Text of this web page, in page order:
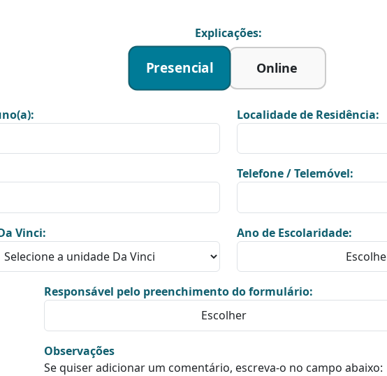
Explicações:
Presencial Online
Localidade de Residência:
Telefone / Telemóvel:
Vinci: Ano de Escolaridade:
Responsável pelo preenchimento do formulário:
Observações
Se quiser adicionar um comentário, escreva-o no campo abaixo: